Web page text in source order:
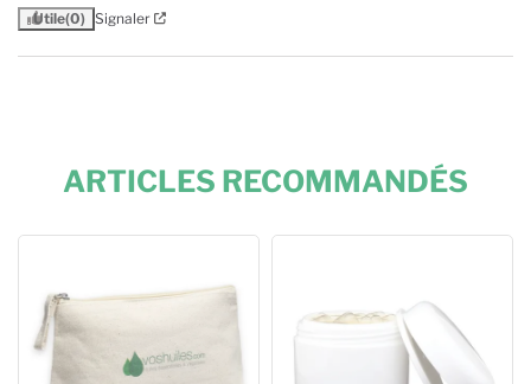
Utile(0) Signaler
ARTICLES RECOMMANDÉS